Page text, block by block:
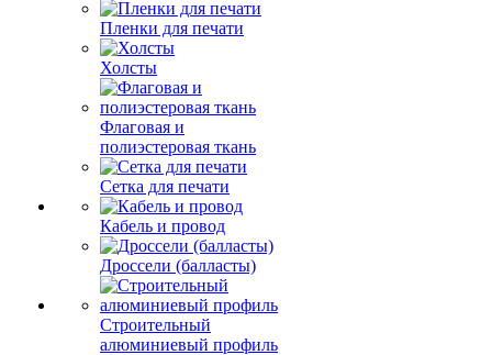
Пленки для печати
Холсты
Флаговая и
полиэстеровая ткань
Сетка для печати
Кабель и провод
Дроссели (балласты)
Строительный
алюминиевый профиль